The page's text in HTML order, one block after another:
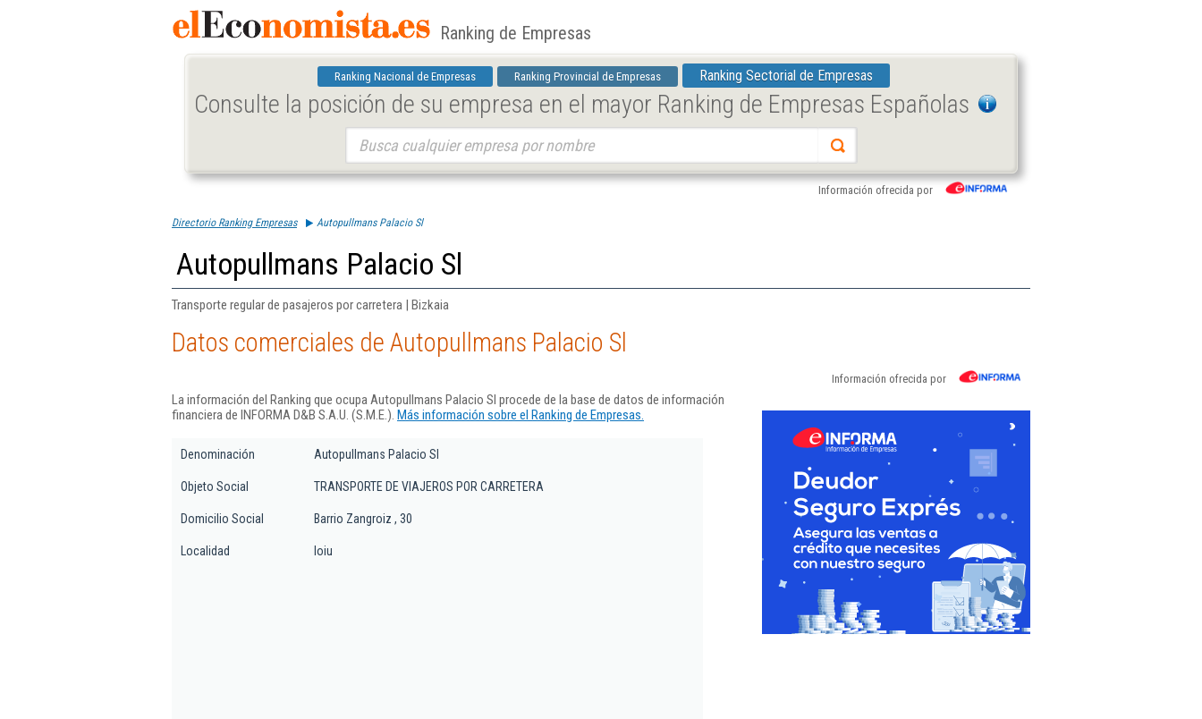
Ranking de Empresas
Ranking Nacional de Empresas Ranking Provincial de Empresas Ranking Sectorial de Empresas
Consulte la posición de su empresa en el mayor Ranking de Empresas Españolas
Información ofrecida por
Directorio Ranking Empresas Autopullmans Palacio Sl
Autopullmans Palacio Sl
Transporte regular de pasajeros por carretera | Bizkaia
Datos comerciales de Autopullmans Palacio Sl
Información ofrecida por
La información del Ranking que ocupa Autopullmans Palacio Sl procede de la base de datos de información
financiera de INFORMA D&B S.A.U. (S.M.E.). Más información sobre el Ranking de Empresas.
Denominación Autopullmans Palacio Sl
Objeto Social TRANSPORTE DE VIAJEROS POR CARRETERA
Domicilio Social Barrio Zangroiz , 30
Localidad loiu